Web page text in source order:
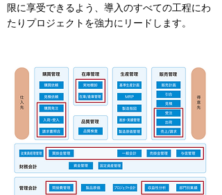
限に享受できるよう、導入のすべての工程にわ